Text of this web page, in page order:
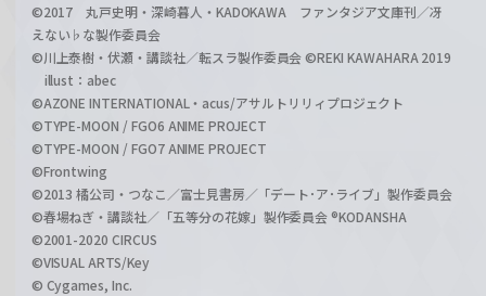
©2017 丸戸史明・深崎暮人・KADOKAWA ファンタジア文庫刊／冴
えない♭な製作委員会
©川上泰樹・伏瀬・講談社／転スラ製作委員会 ©REKI KAWAHARA 2019
illust：abec
©AZONE INTERNATIONAL・acus/アサルトリリィプロジェクト
©TYPE-MOON / FGO6 ANIME PROJECT
©TYPE-MOON / FGO7 ANIME PROJECT
©Frontwing
©2013 橘公司・つなこ／富士見書房／「デート･ア･ライブ」製作委員会
©春場ねぎ・講談社／「五等分の花嫁」製作委員会 ®KODANSHA
©2001-2020 CIRCUS
©VISUAL ARTS/Key
© Cygames, Inc.